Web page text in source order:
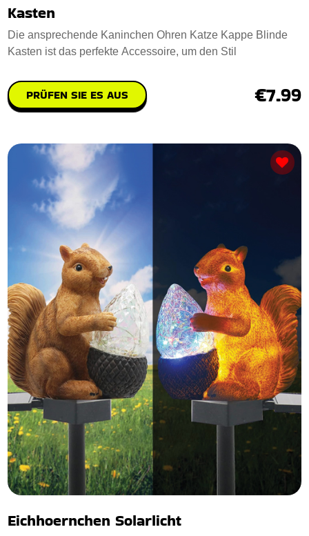
Kasten
Die ansprechende Kaninchen Ohren Katze Kappe Blinde
Kasten ist das perfekte Accessoire, um den Stil
PRÜFEN SIE ES AUS €7.99
Eichhoernchen Solarlicht